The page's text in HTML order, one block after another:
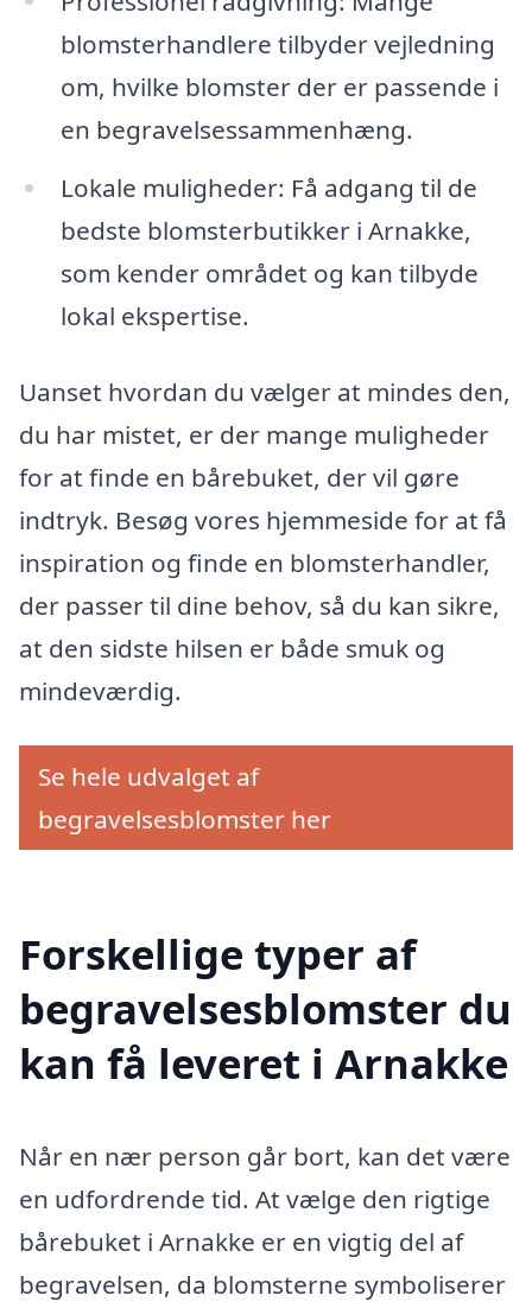
blomsterhandlere tilbyder vejledning
om, hvilke blomster der er passende i
en begravelsessammenhæng.
Lokale muligheder: Få adgang til de
bedste blomsterbutikker i Arnakke,
som kender området og kan tilbyde
lokal ekspertise.
Uanset hvordan du vælger at mindes den,
du har mistet, er der mange muligheder
for at finde en bårebuket, der vil gøre
indtryk. Besøg vores hjemmeside for at få
inspiration og finde en blomsterhandler,
der passer til dine behov, så du kan sikre,
at den sidste hilsen er både smuk og
mindeværdig.
Se hele udvalget af
begravelsesblomster her
Forskellige typer af
begravelsesblomster du
kan få leveret i Arnakke
Når en nær person går bort, kan det være
en udfordrende tid. At vælge den rigtige
bårebuket i Arnakke er en vigtig del af
begravelsen, da blomsterne symboliserer